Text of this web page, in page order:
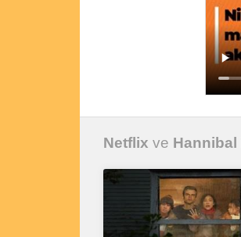
Netflix ve Hannibal